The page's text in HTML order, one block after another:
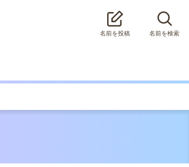
名前を投稿 名前を検索